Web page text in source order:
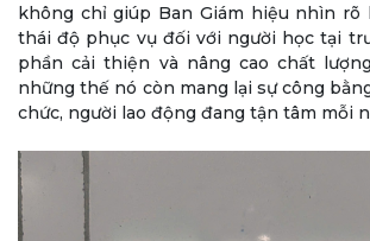
không chỉ giúp Ban Giám hiệu nhìn rõ
thái độ phục vụ đối với người học tại
phần cải thiện và nâng cao chất
những thế nó còn mang lại sự công
chức, người lao động đang tận tâm mỗi